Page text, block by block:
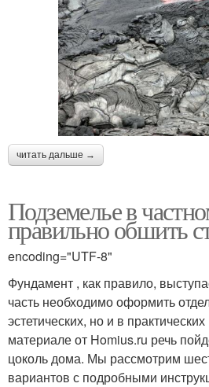
читать дальше →
Подземелье в
правильно обшить
encoding="UTF-8"
Фундамент , как правило,
часть необходимо оформить
эстетических, но и в
материале от Homius.ru речь
цоколь дома. Мы рассмотрим
вариантов с подробными